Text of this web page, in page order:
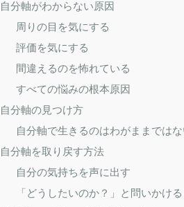
自分軸がわからない原因
周りの目を気にする
評価を気にする
間違えるのを怖れている
すべての悩みの根本原因
自分軸の見つけ方
自分軸で生きるのはわがままでは
自分軸を取り戻す方法
自分の気持ちを声に出す
「どうしたいのか？」と問いかける